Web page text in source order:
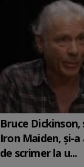
Bruce
Iron Maiden, şi-
de scrimer la u...